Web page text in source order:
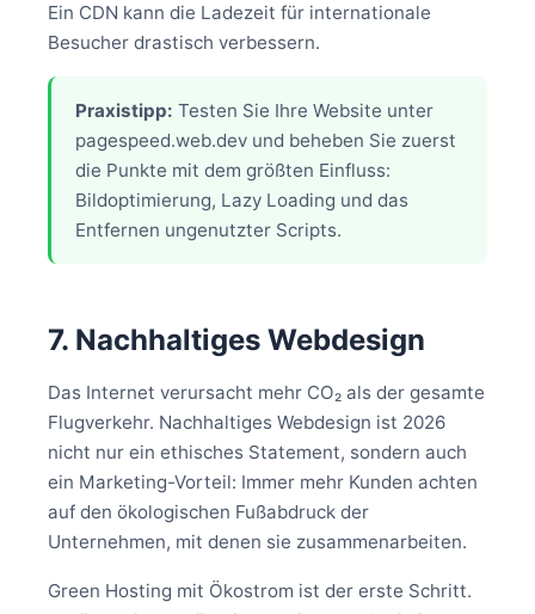
Ein CDN kann die Ladezeit für internationale
Besucher drastisch verbessern.
Praxistipp: Testen Sie Ihre Website unter
pagespeed.web.dev und beheben Sie zuerst
die Punkte mit dem größten Einfluss:
Bildoptimierung, Lazy Loading und das
Entfernen ungenutzter Scripts.
7. Nachhaltiges Webdesign
Das Internet verursacht mehr CO₂ als der gesamte
Flugverkehr. Nachhaltiges Webdesign ist 2026
nicht nur ein ethisches Statement, sondern auch
ein Marketing-Vorteil: Immer mehr Kunden achten
auf den ökologischen Fußabdruck der
Unternehmen, mit denen sie zusammenarbeiten.
Green Hosting mit Ökostrom ist der erste Schritt.